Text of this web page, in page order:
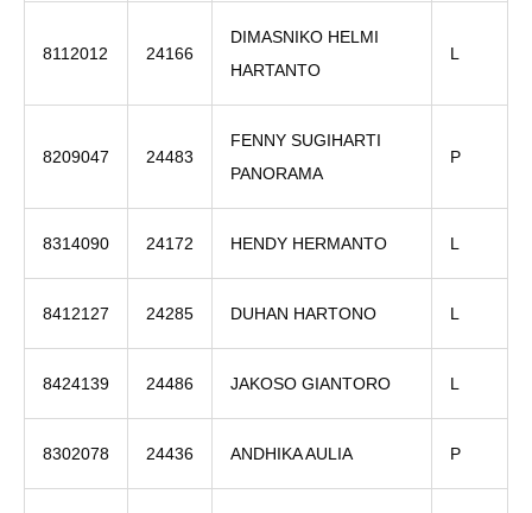
8112012 24166
DIMASNIKO HELMI
HARTANTO
L
8209047 24483
FENNY SUGIHARTI
PANORAMA
P
8314090 24172 HENDY HERMANTO L
8412127 24285 DUHAN HARTONO L
8424139 24486 JAKOSO GIANTORO L
8302078 24436 ANDHIKA AULIA P